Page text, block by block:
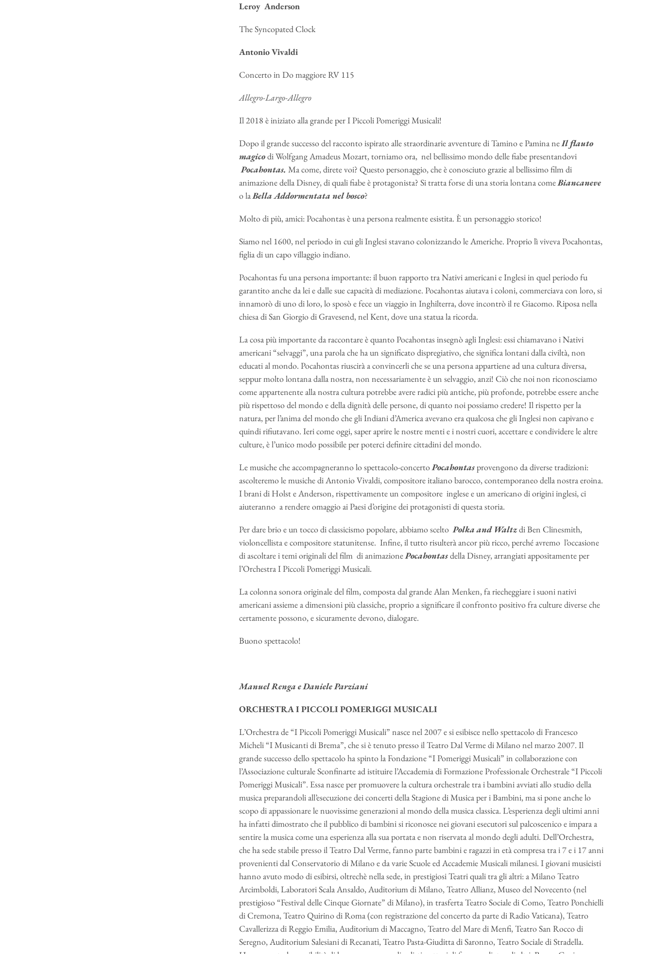
Leroy Anderson
The Syncopated Clock
Antonio Vivaldi
Concerto in Do maggiore RV 115
Allegro-Largo-Allegro
Il 2018 è iniziato alla grande per I Piccoli Pomeriggi Musicali!
Dopo il grande successo del racconto ispirato alle straordinarie avventure di Tamino e Pamina neIl flauto
magicodi Wolfgang Amadeus Mozart, torniamo ora, nel bellissimo mondo delle fiabe presentandovi
Pocahontas. Ma come, direte voi? Questo personaggio, che è conosciuto grazie al bellissimo film di
animazione della Disney, di quali fiabe è protagonista? Si tratta forse di una storia lontana comeBiancaneve
o laBella Addormentata nel bosco?
Molto di più, amici: Pocahontas è una persona realmente esistita. È un personaggio storico!
Siamo nel 1600, nel periodo in cui gli Inglesi stavano colonizzando le Americhe. Proprio lì viveva Pocahontas,
figlia di un capo villaggio indiano.
Pocahontas fu una persona importante: il buon rapporto tra Nativi americani e Inglesi in quel periodo fu
garantito anche da lei e dalle sue capacità di mediazione. Pocahontas aiutava i coloni, commerciava con loro, si
innamorò di uno di loro, lo sposò e fece un viaggio in Inghilterra, dove incontrò il re Giacomo. Riposa nella
chiesa di San Giorgio di Gravesend, nel Kent, dove una statua la ricorda.
La cosa più importante da raccontare è quanto Pocahontas insegnò agli Inglesi: essi chiamavano i Nativi
americani “selvaggi”, una parola che ha un significato dispregiativo, che significa lontani dalla civiltà, non
educati al mondo. Pocahontas riuscirà a convincerli che se una persona appartiene ad una cultura diversa,
seppur molto lontana dalla nostra, non necessariamente è un selvaggio, anzi! Ciò che noi non riconosciamo
come appartenente alla nostra cultura potrebbe avere radici più antiche, più profonde, potrebbe essere anche
più rispettoso del mondo e della dignità delle persone, di quanto noi possiamo credere! Il rispetto per la
natura, per l’anima del mondo che gli Indiani d’America avevano era qualcosa che gli Inglesi non capivano e
quindi rifiutavano. Ieri come oggi, saper aprire le nostre menti e i nostri cuori, accettare e condividere le altre
culture, è l’unico modo possibile per poterci definire cittadini del mondo.
Le musiche che accompagneranno lo spettacolo-concertoPocahontasprovengono da diverse tradizioni:
ascolteremo le musiche di Antonio Vivaldi, compositore italiano barocco, contemporaneo della nostra eroina.
I brani di Holst e Anderson, rispettivamente un compositore inglese e un americano di origini inglesi, ci
aiuteranno a rendere omaggio ai Paesi d’origine dei protagonisti di questa storia.
Per dare brio e un tocco di classicismo popolare, abbiamo sceltoPolka and Waltzdi Ben Clinesmith,
violoncellista e compositore statunitense. Infine, il tutto risulterà ancor più ricco, perché avremo l’occasione
di ascoltare i temi originali del film di animazionePocahontasdella Disney, arrangiati appositamente per
l’Orchestra I Piccoli Pomeriggi Musicali.
La colonna sonora originale del film, composta dal grande Alan Menken, fa riecheggiare i suoni nativi
americani assieme a dimensioni più classiche, proprio a significare il confronto positivo fra culture diverse che
certamente possono, e sicuramente devono, dialogare.
Buono spettacolo!
Manuel Renga e Daniele Parziani
ORCHESTRA I PICCOLI POMERIGGI MUSICALI
L’Orchestra de “I Piccoli Pomeriggi Musicali” nasce nel 2007 e si esibisce nello spettacolo di Francesco
Micheli “I Musicanti di Brema”, che si è tenuto presso il Teatro Dal Verme di Milano nel marzo 2007. Il
grande successo dello spettacolo ha spinto la Fondazione “I Pomeriggi Musicali” in collaborazione con
l’Associazione culturale Sconfinarte ad istituire l’Accademia di Formazione Professionale Orchestrale “I Piccoli
Pomeriggi Musicali”. Essa nasce per promuovere la cultura orchestrale tra i bambini avviati allo studio della
musica preparandoli all’esecuzione dei concerti della Stagione di Musica per i Bambini, ma si pone anche lo
scopo di appassionare le nuovissime generazioni al mondo della musica classica. L’esperienza degli ultimi anni
ha infatti dimostrato che il pubblico di bambini si riconosce nei giovani esecutori sul palcoscenico e impara a
sentire la musica come una esperienza alla sua portata e non riservata al mondo degli adulti. Dell’Orchestra,
che ha sede stabile presso il Teatro Dal Verme, fanno parte bambini e ragazzi in età compresa tra i 7 e i 17 anni
provenienti dal Conservatorio di Milano e da varie Scuole ed Accademie Musicali milanesi. I giovani musicisti
hanno avuto modo di esibirsi, oltrechè nella sede, in prestigiosi Teatri quali tra gli altri: a Milano Teatro
Arcimboldi, Laboratori Scala Ansaldo, Auditorium di Milano, Teatro Allianz, Museo del Novecento (nel
prestigioso “Festival delle Cinque Giornate” di Milano), in trasferta Teatro Sociale di Como, Teatro Ponchielli
di Cremona, Teatro Quirino di Roma (con registrazione del concerto da parte di Radio Vaticana), Teatro
Cavallerizza di Reggio Emilia, Auditorium di Maccagno, Teatro del Mare di Menfi, Teatro San Rocco di
Seregno, Auditorium Salesiani di Recanati, Teatro Pasta-Giuditta di Saronno, Teatro Sociale di Stradella.